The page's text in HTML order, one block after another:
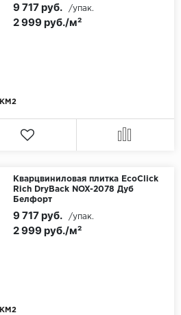
Damy Floor
КМ2
2 999 руб./м²
9 717 руб. /упак.
Кварцвиниловая плитка EcoClick
Rich DryBack NOX-2078 Дуб
Белфорт
КМ2
2 999 руб./м²
9 717 руб. /упак.